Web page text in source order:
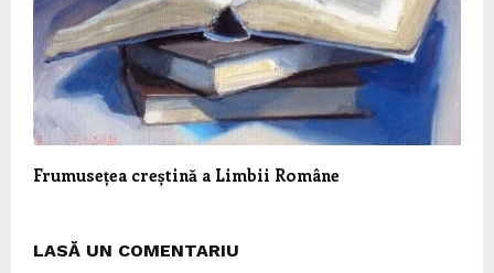
Frumusețea creștină a Limbii Române
LASĂ UN COMENTARIU